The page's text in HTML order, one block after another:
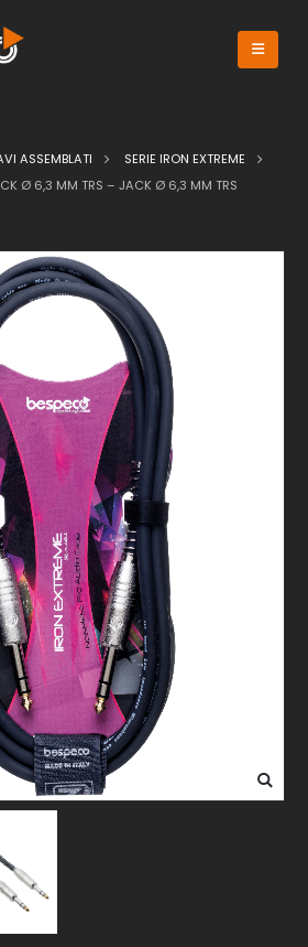
ASSEMBLATI
SERIE IRON EXTREME
Ø 6,3 MM TRS – JACK Ø 6,3 MM TRS